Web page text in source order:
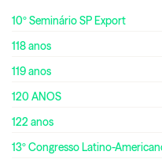
10º Seminário SP Export
118 anos
119 anos
120 ANOS
122 anos
13º Congresso Latino-